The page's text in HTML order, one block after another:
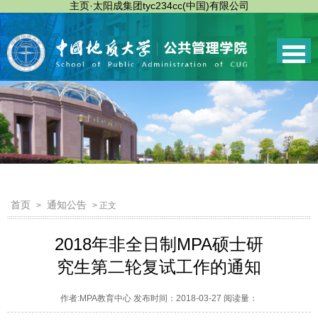
主页·太阳成集团tyc234cc(中国)有限公司
首页 > 通知公告 > 正文
2018年非全日制MPA硕士研
究生第二轮复试工作的通知
作者:MPA教育中心 发布时间：2018-03-27 阅读量：